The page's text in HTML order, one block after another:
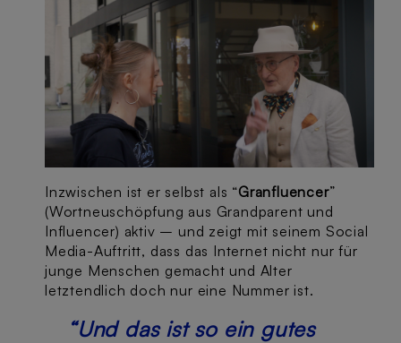
Inzwischen ist er selbst als “Granfluencer”
(Wortneuschöpfung aus Grandparent und
Influencer) aktiv – und zeigt mit seinem Social
Media-Auftritt, dass das Internet nicht nur für
junge Menschen gemacht und Alter
letztendlich doch nur eine Nummer ist.
“Und das ist so ein gutes